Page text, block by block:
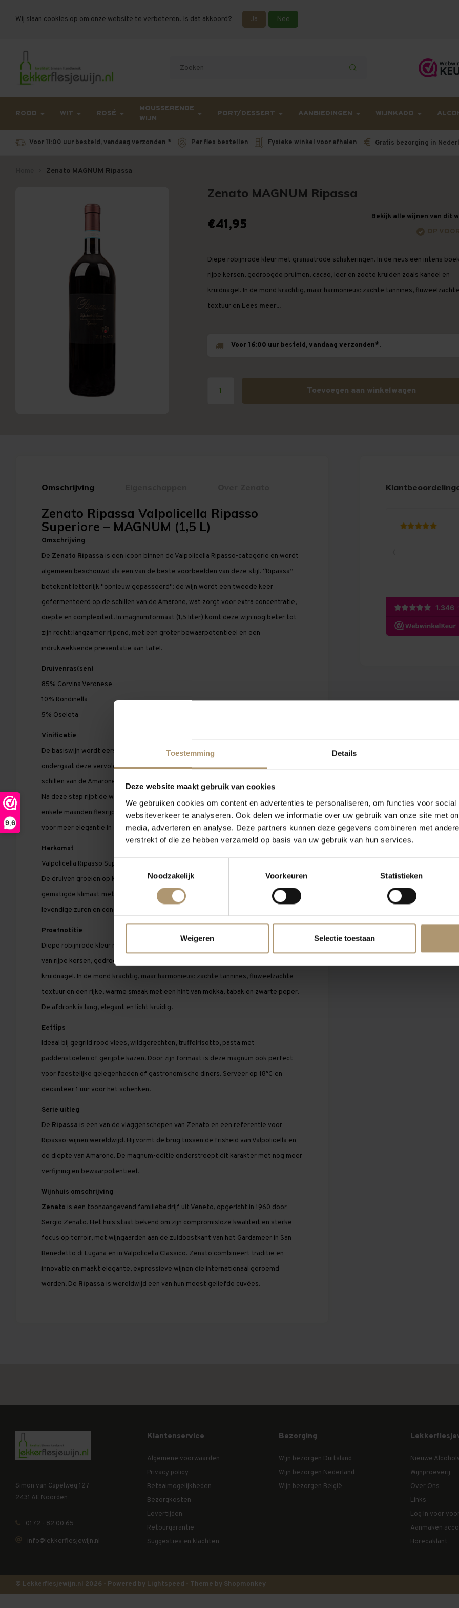
9,6
Toestemming Details
Deze website maakt gebruik van cookies
We gebruiken cookies om content en advertenties te personaliseren, om functies voor
websiteverkeer te analyseren. Ook delen we informatie over uw gebruik van onze site met
media, adverteren en analyse. Deze partners kunnen deze gegevens combineren met
verstrekt of die ze hebben verzameld op basis van uw gebruik van hun services.
Toestemmingsselectie
Noodzakelijk
Voorkeuren Statistieken
Weigeren Selectie toestaan
Wij slaan cookies op om onze website te verbeteren. Is dat akkoord? Ja
Nee
Let op, vanwege drukte bij PostNL kan uw bestelling langer onderweg zijn dan gebruikelijk - Bestellingen van het
ROOD WIT ROSÉ
MOUSSERENDE
WIJN
PORT/DESSERT AANBIEDINGEN WIJNKADO
Voor 11:00 uur besteld, vandaag verzonden * Per fles bestellen Fysieke winkel voor afhalen Gratis bezorging in
Zenato MAGNUM Ripassa
Zenato MAGNUM Ripassa
€41,95
Bekijk alle wijnen van dit
OP
Diepe robijnrode kleur met granaatrode schakeringen. In de neus een intens
rijpe kersen, gedroogde pruimen, cacao, leer en zoete kruiden zoals kaneel en
kruidnagel. In de mond krachtig, maar harmonieus: zachte tannines, fluweelzachte
textuur en Lees meer...
Voor 16:00 uur besteld, vandaag verzonden*.
Toevoegen aan winkelwagen
Omschrijving
Zenato Ripassa Valpolicella Ripasso
Superiore – MAGNUM (1,5 L)
Omschrijving
De Zenato Ripassa is een icoon binnen de Valpolicella Ripasso-categorie en wordt
algemeen beschouwd als een van de beste voorbeelden van deze stijl. “Ripassa”
betekent letterlijk "opnieuw gepasseerd": de wijn wordt een tweede keer
gefermenteerd op de schillen van de Amarone, wat zorgt voor extra concentratie,
diepte en complexiteit. In magnumformaat (1,5 liter) komt deze wijn nog beter tot
zijn recht: langzamer rijpend, met een groter bewaarpotentieel en een
indrukwekkende presentatie aan tafel.
Druivenras(sen)
85% Corvina Veronese
10% Rondinella
5% Oseleta
Vinificatie
De basiswijn wordt eerst gefermenteerd op traditionele wijze. In februari
ondergaat deze vervolgens een tweede fermentatie (ripasso) op de nog warme
schillen van de Amarone-wijn. Dit geeft de wijn meer body, alcohol, kleur en aroma.
Na deze stap rijpt de wijn 18-24 maanden op eikenhouten vaten, gevolgd door
enkele maanden flesrijping. De magnumfles verlengt deze rijping subtiel en zorgt
voor meer elegantie in de structuur.
Herkomst
Valpolicella Ripasso Superiore DOC – Veneto, Italië
De druiven groeien op kalkrijke, heuvelachtige bodems rond het Gardameer. Het
gematigde klimaat met goede ventilatie draagt bij aan gezonde, rijpe druiven met
levendige zuren en concentratie.
Proefnotitie
Diepe robijnrode kleur met granaatrode schakeringen. In de neus een intens boeket
van rijpe kersen, gedroogde pruimen, cacao, leer en zoete kruiden zoals kaneel en
kruidnagel. In de mond krachtig, maar harmonieus: zachte tannines, fluweelzachte
textuur en een rijke, warme smaak met een hint van mokka, tabak en zwarte peper.
De afdronk is lang, elegant en licht kruidig.
Eettips
Ideaal bij gegrild rood vlees, wildgerechten, truffelrisotto, pasta met
paddenstoelen of gerijpte kazen. Door zijn formaat is deze magnum ook perfect
voor feestelijke gelegenheden of gastronomische diners. Serveer op 18°C en
decanteer 1 uur voor het schenken.
Serie uitleg
De Ripassa is een van de vlaggenschepen van Zenato en een referentie voor
Ripasso-wijnen wereldwijd. Hij vormt de brug tussen de frisheid van Valpolicella en
de diepte van Amarone. De magnum-editie onderstreept dit karakter met nog meer
verfijning en bewaarpotentieel.
Wijnhuis omschrijving
Zenato is een toonaangevend familiebedrijf uit Veneto, opgericht in 1960 door
Sergio Zenato. Het huis staat bekend om zijn compromisloze kwaliteit en sterke
focus op terroir, met wijngaarden aan de zuidoostkant van het Gardameer in San
Benedetto di Lugana en in Valpolicella Classico. Zenato combineert traditie en
innovatie en maakt elegante, expressieve wijnen die internationaal geroemd
worden. De Ripassa is wereldwijd een van hun meest geliefde cuvées.
Simon van Capelweg 127
2431 AE Noorden
0172 - 82 00 65
info@lekkerflesjewijn.nl
Klantenservice
Algemene voorwaarden
Privacy policy
Betaalmogelijkheden
Bezorgkosten
Levertijden
Retourgarantie
Suggesties en klachten
Bezorging
Wijn bezorgen Duitsland
Wijn bezorgen Nederland
Wijn bezorgen België
Nieuwe
Wijnproeverij
Over Ons
Links
Log In voor
Aanmaken
Horecaklant
© Lekkerflesjewijn.nl 2026 - Powered by Lightspeed - Theme by Shopmonkey